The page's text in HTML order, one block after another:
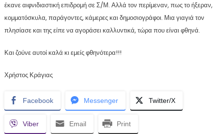
έκανε αιφνιδιαστική επιδρομή σε Σ/Μ. Αλλά τον περίμεναν, πως το ήξεραν,
κομματόσκυλα, παράγοντες, κάμερες και δημοσιογράφοι. Μια γιαγιά τον
πλησίασε και της είπε να αγοράσει καλλυντικά, τώρα που είναι φθηνά.
Και ζούνε αυτοί καλά κι εμείς φθηνότερα!!!
Χρήστος Κράγιας
Facebook Messenger Twitter/X
Viber Email Print